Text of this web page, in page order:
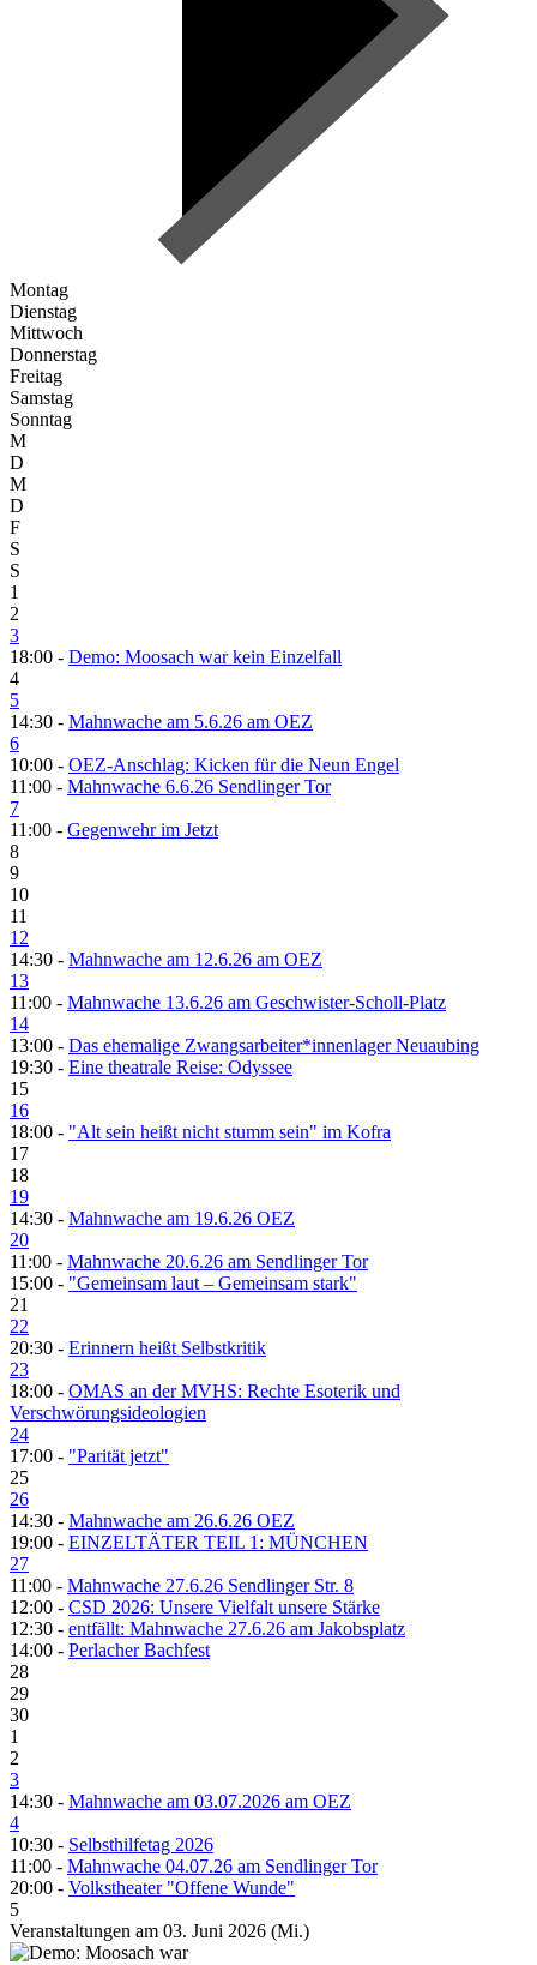
Montag
Dienstag
Mittwoch
Donnerstag
Freitag
Samstag
Sonntag
M
D
M
D
F
S
S
1
2
3
18:00 - Demo: Moosach war kein Einzelfall
4
5
14:30 - Mahnwache am 5.6.26 am OEZ
6
10:00 - OEZ-Anschlag: Kicken für die Neun Engel
11:00 - Mahnwache 6.6.26 Sendlinger Tor
7
11:00 - Gegenwehr im Jetzt
8
9
10
11
12
14:30 - Mahnwache am 12.6.26 am OEZ
13
11:00 - Mahnwache 13.6.26 am Geschwister-Scholl-Platz
14
13:00 - Das ehemalige Zwangsarbeiter*innenlager Neuaubing
19:30 - Eine theatrale Reise: Odyssee
15
16
18:00 - "Alt sein heißt nicht stumm sein" im Kofra
17
18
19
14:30 - Mahnwache am 19.6.26 OEZ
20
11:00 - Mahnwache 20.6.26 am Sendlinger Tor
15:00 - "Gemeinsam laut – Gemeinsam stark"
21
22
20:30 - Erinnern heißt Selbstkritik
23
18:00 - OMAS an der MVHS: Rechte Esoterik und
Verschwörungsideologien
24
17:00 - "Parität jetzt"
25
26
14:30 - Mahnwache am 26.6.26 OEZ
19:00 - EINZELTÄTER TEIL 1: MÜNCHEN
27
11:00 - Mahnwache 27.6.26 Sendlinger Str. 8
12:00 - CSD 2026: Unsere Vielfalt unsere Stärke
12:30 - entfällt: Mahnwache 27.6.26 am Jakobsplatz
14:00 - Perlacher Bachfest
28
29
30
1
2
3
14:30 - Mahnwache am 03.07.2026 am OEZ
4
10:30 - Selbsthilfetag 2026
11:00 - Mahnwache 04.07.26 am Sendlinger Tor
20:00 - Volkstheater "Offene Wunde"
5
Veranstaltungen am 03. Juni 2026 (Mi.)